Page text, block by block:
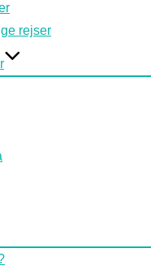
rejser